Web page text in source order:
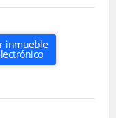
inmueble